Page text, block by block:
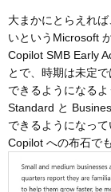
大まかにとらえれ
いというMicrosoft
Copilot SMB Early
とで、時期は未定
できるようになる
Standard と
できるようになっ
Copilot への布石で